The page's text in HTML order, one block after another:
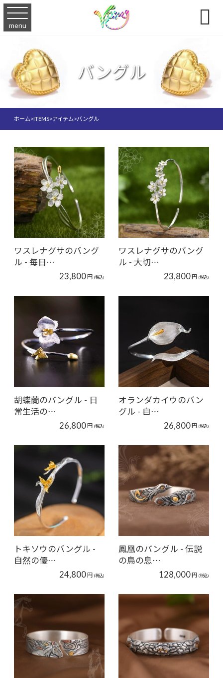
menu 
バングル
ホーム>ITEMS>アイテム>バングル
ワスレナグサのバング
ル - 毎日…
23,800円 (税込)
ワスレナグサのバング
ル - 大切…
23,800円 (税込)
胡蝶蘭のバングル - 日
常生活の…
26,800円 (税込)
オランダカイウのバン
グル - 自…
26,800円 (税込)
トキソウのバングル -
自然の優…
24,800円 (税込)
鳳凰のバングル - 伝説
の鳥の息…
128,000円 (税込)